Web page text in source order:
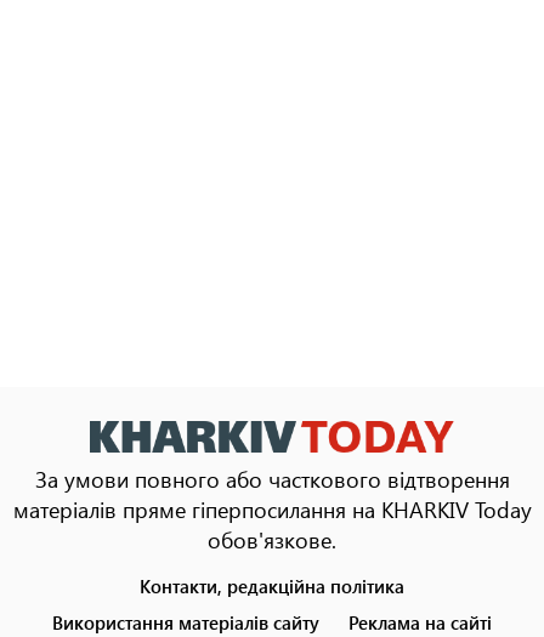
За умови повного або часткового відтворення
матеріалів пряме гіперпосилання на KHARKIV Today
обов'язкове.
menu
Контакти, редакційна політика
Використання матеріалів сайту
Реклама на сайті